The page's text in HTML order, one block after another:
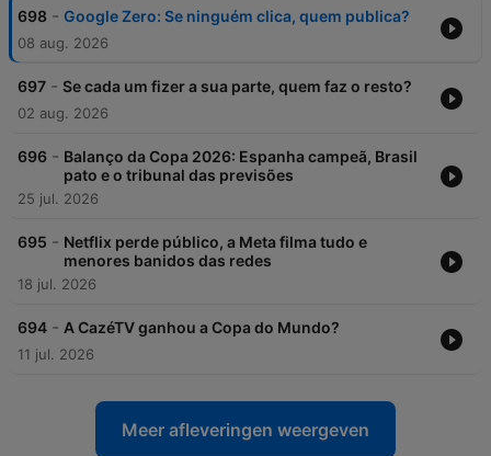
698 - Google Zero: Se ninguém clica, quem publica?
08 aug. 2026
697 - Se cada um fizer a sua parte, quem faz o resto?
02 aug. 2026
696 - Balanço da Copa 2026: Espanha campeã, Brasil
pato e o tribunal das previsões
25 jul. 2026
695 - Netflix perde público, a Meta filma tudo e
menores banidos das redes
18 jul. 2026
694 - A CazéTV ganhou a Copa do Mundo?
11 jul. 2026
Meer afleveringen weergeven